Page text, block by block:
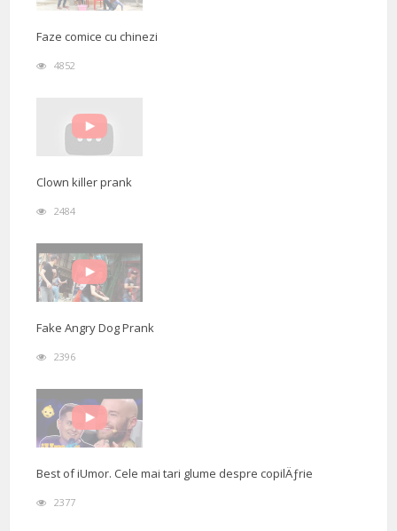
Faze comice cu chinezi
4852
Clown killer prank
2484
Fake Angry Dog Prank
2396
Best of iUmor. Cele mai tari glume despre copilÄƒrie
2377